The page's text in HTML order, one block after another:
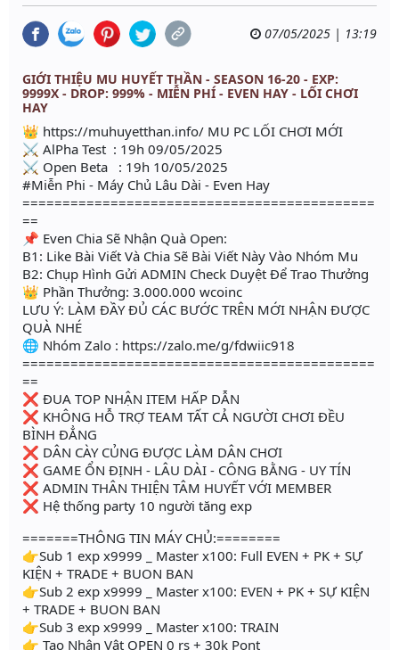
07/05/2025 | 13:19
GIỚI THIỆU MU HUYẾT THẦN - SEASON 16-20 - EXP:
9999X - DROP: 999% - MIỄN PHÍ - EVEN HAY - LỐI CHƠI
HAY
👑 https://muhuyetthan.info/ MU PC LỐI CHƠI MỚI
⚔ AlPha Test : 19h 09/05/2025
⚔ Open Beta : 19h 10/05/2025
#Miễn Phi - Máy Chủ Lâu Dài - Even Hay
============================================
==
📌 Even Chia Sẽ Nhận Quà Open:
B1: Like Bài Viết Và Chia Sẽ Bài Viết Này Vào Nhóm Mu
B2: Chụp Hình Gửi ADMIN Check Duyệt Để Trao Thưởng
👑 Phần Thưởng: 3.000.000 wcoinc
LƯU Ý: LÀM ĐẦY ĐỦ CÁC BƯỚC TRÊN MỚI NHẬN ĐƯỢC
QUÀ NHÉ
🌐 Nhóm Zalo : https://zalo.me/g/fdwiic918
============================================
==
❌ ĐUA TOP NHẬN ITEM HẤP DẪN
❌ KHÔNG HỖ TRỢ TEAM TẤT CẢ NGƯỜI CHƠI ĐỀU
BÌNH ĐẲNG
❌ DÂN CÀY CỦNG ĐƯỢC LÀM DÂN CHƠI
❌ GAME ỔN ĐỊNH - LÂU DÀI - CÔNG BẰNG - UY TÍN
❌ ADMIN THÂN THIỆN TÂM HUYẾT VỚI MEMBER
❌ Hệ thống party 10 người tăng exp
=======THÔNG TIN MÁY CHỦ:========
👉Sub 1 exp x9999 _ Master x100: Full EVEN + PK + SỰ
KIỆN + TRADE + BUON BAN
👉Sub 2 exp x9999 _ Master x100: EVEN + PK + SỰ KIỆN
+ TRADE + BUON BAN
👉Sub 3 exp x9999 _ Master x100: TRAIN
👉 Tạo Nhân Vật OPEN 0 rs + 30k Pont